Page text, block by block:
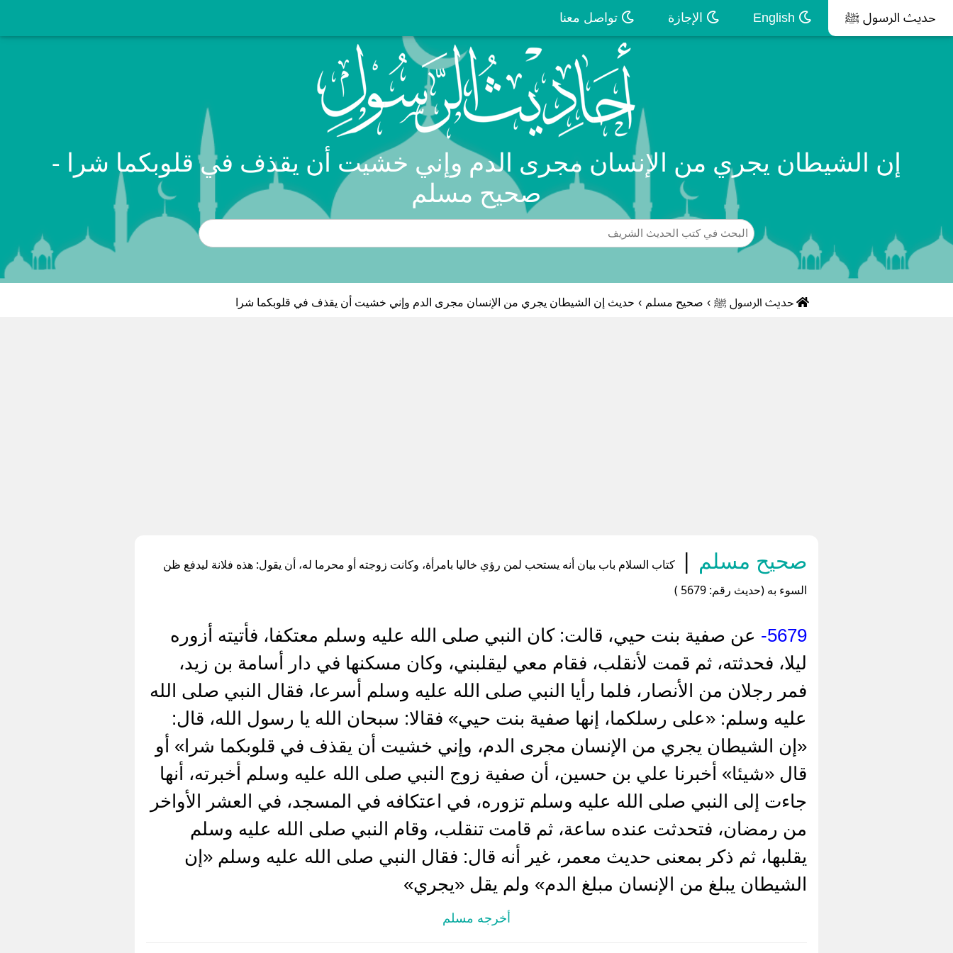
حديث الرسول ﷺ الإجازة تواصل معنا
إن الشيطان يجري من الإنسان مجرى الدم وإني خشيت أن يقذف في قلوبكما شرا -
صحيح مسلم
حديث الرسول ﷺ › صحيح مسلم › حديث إن الشيطان يجري من الإنسان مجرى الدم وإني خشيت أن يقذف في قلوبكما شرا
صحيح مسلم |
كتاب السلام باب بيان أنه يستحب لمن رؤي خاليا بامرأة، وكانت زوجته أو محرما له، أن يقول: هذه فلانة ليدفع ظن
السوء به (حديث رقم: 5679 )
5679-
عن صفية بنت حيي، قالت: كان النبي صلى الله عليه وسلم معتكفا، فأتيته أزوره
ليلا، فحدثته، ثم قمت لأنقلب، فقام معي ليقلبني، وكان مسكنها في دار أسامة بن زيد،
فمر رجلان من الأنصار، فلما رأيا النبي صلى الله عليه وسلم أسرعا، فقال النبي صلى الله
عليه وسلم: «على رسلكما، إنها صفية بنت حيي» فقالا: سبحان الله يا رسول الله، قال:
«إن الشيطان يجري من الإنسان مجرى الدم، وإني خشيت أن يقذف في قلوبكما شرا» أو
قال «شيئا» أخبرنا علي بن حسين، أن صفية زوج النبي صلى الله عليه وسلم أخبرته، أنها
جاءت إلى النبي صلى الله عليه وسلم تزوره، في اعتكافه في المسجد، في العشر الأواخر
من رمضان، فتحدثت عنده ساعة، ثم قامت تنقلب، وقام النبي صلى الله عليه وسلم
يقلبها، ثم ذكر بمعنى حديث معمر، غير أنه قال: فقال النبي صلى الله عليه وسلم «إن
الشيطان يبلغ من الإنسان مبلغ الدم» ولم يقل «يجري»
أخرجه مسلم